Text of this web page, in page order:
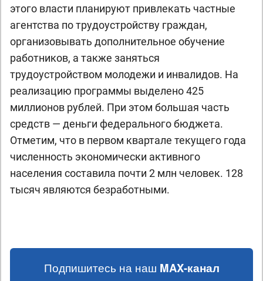
этого власти планируют привлекать частные
агентства по трудоустройству граждан,
организовывать дополнительное обучение
работников, а также заняться
трудоустройством молодежи и инвалидов. На
реализацию программы выделено 425
миллионов рублей. При этом большая часть
средств — деньги федерального бюджета.
Отметим, что в первом квартале текущего года
численность экономически активного
населения составила почти 2 млн человек. 128
тысяч являются безработными.
Подпишитесь на наш MAX-канал